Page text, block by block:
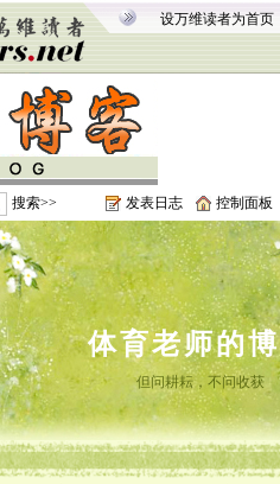
设万维读者为首页
搜索>> 发表日志 控制面板
体育老师的
但问耕耘，不问收获